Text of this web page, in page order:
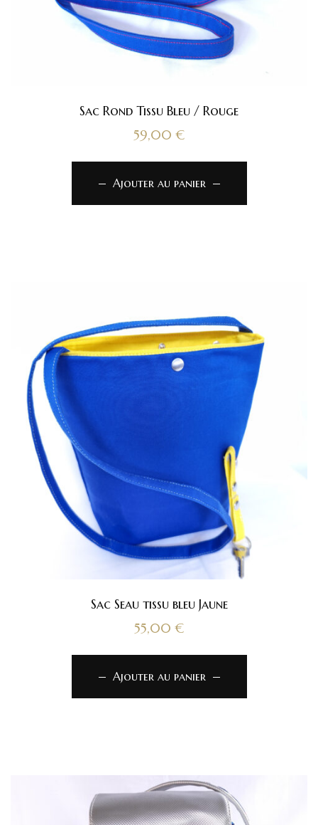
Sac Rond Tissu Bleu / Rouge
59,00 €
Ajouter au panier
Sac Seau tissu bleu Jaune
55,00 €
Ajouter au panier